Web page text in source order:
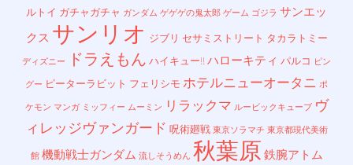
ルトイ ガチャガチャ ガンダム ゲゲゲの鬼太郎 ゲーム ゴジラ サンエッ
クス サンリオ ジブリ セサミストリート タカラトミー
ディズニー ドラえもん ハイキュー!!ハローキティ パルコ ピン
グー ピーターラビット フェリシモ ホテルニューオータニ ポ
ケモン マンガ ミッフィー ムーミン リラックマ ルービックキューブ ヴ
ィレッジヴァンガード 呪術廻戦 東京ソラマチ 東京都現代美術
館 機動戦士ガンダム 流しそうめん 秋葉原 鉄腕アトム